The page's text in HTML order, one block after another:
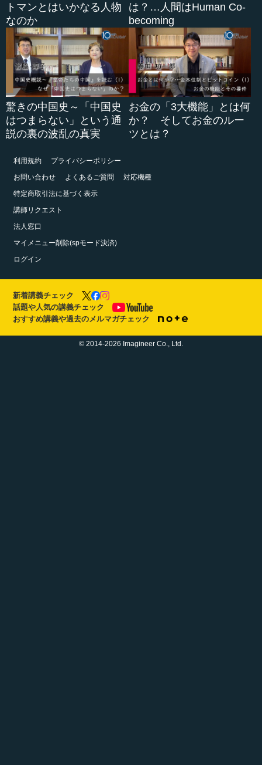
トマンとはいかなる人物
なのか
は？…人間はHuman Co-
becoming
驚きの中国史～「中国史
はつまらない」という通
説の裏の波乱の真実
お金の「3大機能」とは何
か？ そしてお金のルー
ツとは？
利用規約
プライバシーポリシー
お問い合わせ
よくあるご質問
対応機種
特定商取引法に基づく表示
講師リクエスト
法人窓口
マイメニュー削除(spモード決済)
ログイン
新着講義チェック
話題や人気の講義チェック
おすすめ講義や過去のメルマガチェック
© 2014-2026 Imagineer Co., Ltd.